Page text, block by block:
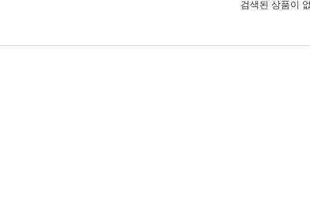
검색된 상품이